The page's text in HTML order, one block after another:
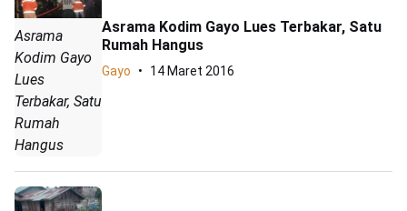
Asrama
Kodim Gayo
Lues
Terbakar, Satu
Rumah
Hangus
Asrama Kodim Gayo Lues Terbakar, Satu
Rumah Hangus
Gayo 14 Maret 2016